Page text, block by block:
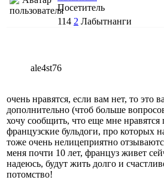
Посетитель
114 2 Лабытнанги
ale4st76
очень нравятся, если вам нет, то это
дополнительно (чтоб больше
хочу сообщить, что еще мне нравятся
французские бульдоги, про которых
тоже очень нелицеприятно
меня почти 10 лет, француз живет
надеюсь, будут жить долго и
потомство!